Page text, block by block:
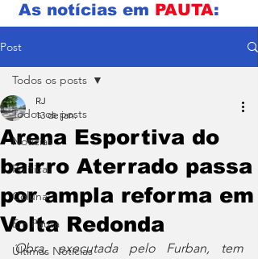
As notícias em PAUTA:
Post
Todos os posts
Notícias
Política
Coluna
Em Pauta
Últimas Notícias
Todos os posts
Arena Esportiva do
bairro Aterrado passa
por ampla reforma em
Volta Redonda
RJ
13 de jan.
Obra, executada pelo Furban, tem